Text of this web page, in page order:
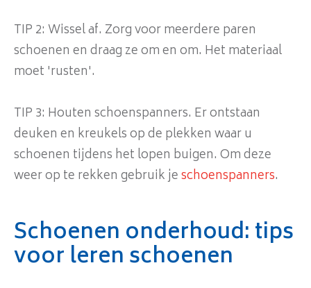
TIP 2: Wissel af. Zorg voor meerdere paren
schoenen en draag ze om en om. Het materiaal
moet 'rusten'.
TIP 3: Houten schoenspanners. Er ontstaan
deuken en kreukels op de plekken waar u
schoenen tijdens het lopen buigen. Om deze
weer op te rekken gebruik jeschoenspanners.
Schoenen onderhoud: tips
voor leren schoenen